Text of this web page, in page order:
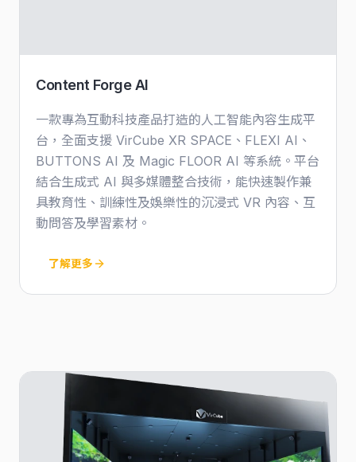
Content Forge AI
一款專為互動科技產品打造的人工智能內容生成平
台，全面支援 VirCube XR SPACE、FLEXI AI、
BUTTONS AI 及 Magic FLOOR AI 等系統。平台
結合生成式 AI 與多媒體整合技術，能快速製作兼
具教育性、訓練性及娛樂性的沉浸式 VR 內容、互
動問答及學習素材。
了解更多